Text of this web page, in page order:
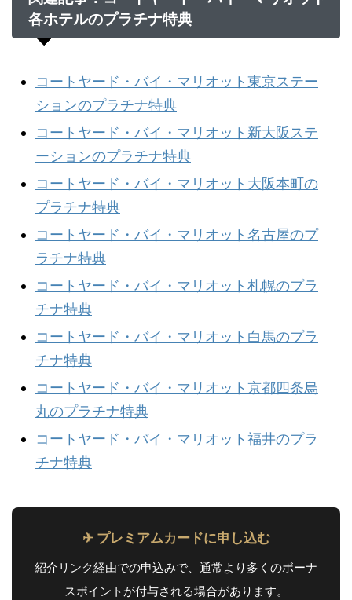
各ホテルのプラチナ特典
コートヤード・バイ・マリオット東京ステー
ションのプラチナ特典
コートヤード・バイ・マリオット新大阪ステ
ーションのプラチナ特典
コートヤード・バイ・マリオット大阪本町の
プラチナ特典
コートヤード・バイ・マリオット名古屋のプ
ラチナ特典
コートヤード・バイ・マリオット札幌のプラ
チナ特典
コートヤード・バイ・マリオット白馬のプラ
チナ特典
コートヤード・バイ・マリオット京都四条烏
丸のプラチナ特典
コートヤード・バイ・マリオット福井のプラ
チナ特典
✈ プレミアムカードに申し込む
紹介リンク経由での申込みで、通常より多くのボーナ
スポイントが付与される場合があります。